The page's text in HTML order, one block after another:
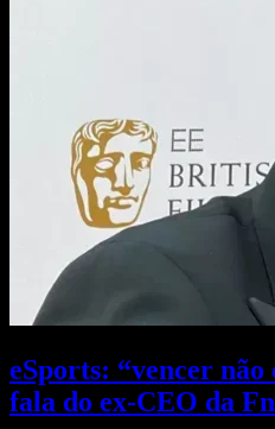
eSports: “vencer não
fala do ex-CEO da